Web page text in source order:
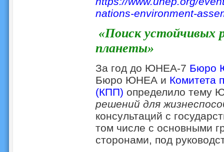
nations-environment-
«Поиск устойчивых
планеты»
За год до ЮНЕА-7 Бюро
Бюро ЮНЕА и Комитета
(КПП) определило тему
решений для
консультаций с
том числе с основными
сторонами, под